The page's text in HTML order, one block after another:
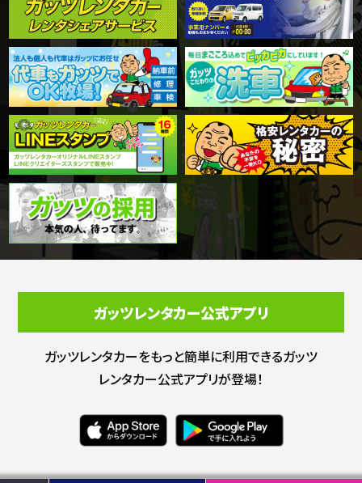
ガッツレンタカー公式アプリ
ガッツレンタカーをもっと簡単に利用できるガッツ
レンタカー公式アプリが登場！